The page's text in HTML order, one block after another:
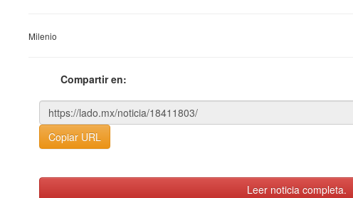
Milenio
Compartir en:
Copiar URL
Leer noticia completa.